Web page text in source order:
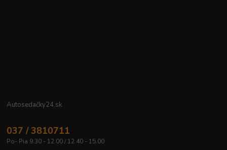
Autosedačky24.sk
037 / 3810711
Po- Pia 9.30 - 12.00 / 12.40 - 15.00